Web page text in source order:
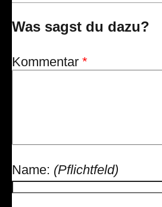
Was sagst du dazu?
Kommentar *
Name: (Pflichtfeld)